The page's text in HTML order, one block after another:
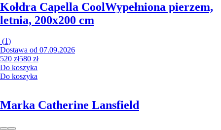
Kołdra Capella CoolWypełniona pierzem,
letnia, 200x200 cm
(1)
Dostawa od 07.09.2026
520 zł580 zł
Do koszyka
Do koszyka
Marka Catherine Lansfield